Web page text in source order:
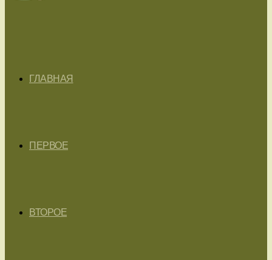
ГЛАВНАЯ
ПЕРВОЕ
ВТОРОЕ